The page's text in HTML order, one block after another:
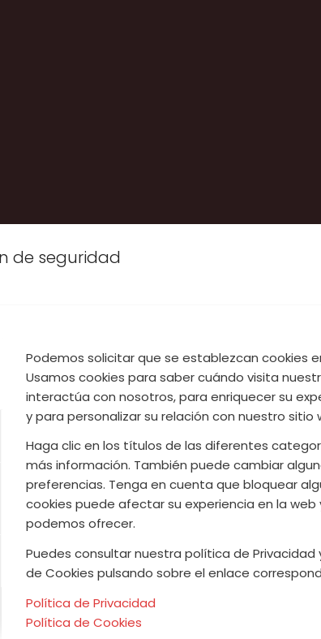
de seguridad
Podemos solicitar que se establezcan cookies
Usamos cookies para saber cuándo visita
interactúa con nosotros, para enriquecer su
y para personalizar su relación con nuestro sitio
Haga clic en los títulos de las diferentes
más información. También puede cambiar
preferencias. Tenga en cuenta que bloquear
cookies puede afectar su experiencia en la web
podemos ofrecer.
Puedes consultar nuestra política de
de Cookies pulsando sobre el enlace
Política de Privacidad
Política de Cookies